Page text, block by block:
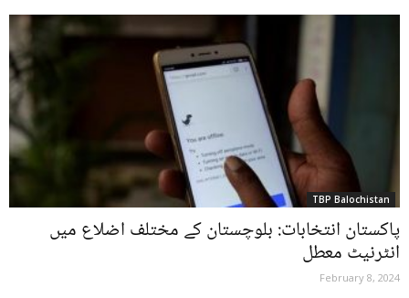
TBP Balochistan
پاکستان انتخابات: بلوچستان کے مختلف اضلاع میں
انٹرنیٹ معطل
February 8, 2024